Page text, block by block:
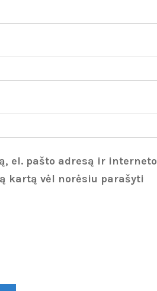
el. pašto adresą ir interneto
kartą vėl norėsiu parašyti